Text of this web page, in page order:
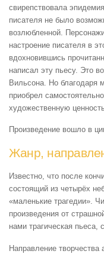
свирепствовала
писателя не было
возлюбленной.
настроение писателя в
вдохновившись
написал эту пьесу. Это
Вильсона. Но благодаря
приобрел
художественную ценность.
Произведение вошло в
Жанр,
Известно, что после
состоящий из четырёх
«маленькие трагедии».
произведения от
нами трагическая пьеса,
Направление